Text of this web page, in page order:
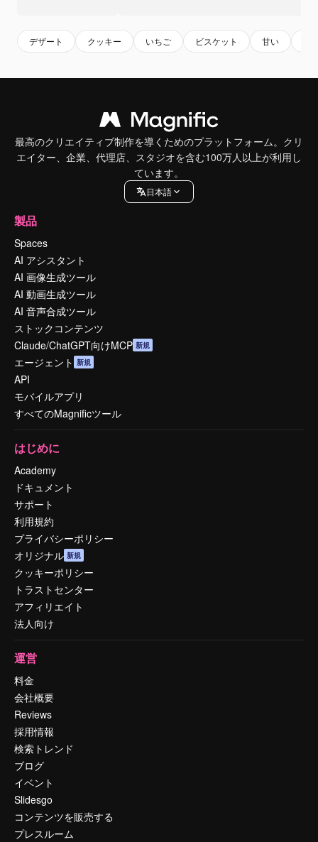
デザート クッキー いちご ビスケット 甘い
最高のクリエイティブ制作を導くためのプラットフォーム。クリ
エイター、企業、代理店、スタジオを含む100万人以上が利用し
ています。
日本語
製品
Spaces
AI アシスタント
AI 画像生成ツール
AI 動画生成ツール
AI 音声合成ツール
ストックコンテンツ
Claude/ChatGPT向けMCP 新規
エージェント 新規
API
モバイルアプリ
すべてのMagnificツール
はじめに
Academy
ドキュメント
サポート
利用規約
プライバシーポリシー
オリジナル 新規
クッキーポリシー
トラストセンター
アフィリエイト
法人向け
運営
料金
会社概要
Reviews
採用情報
検索トレンド
ブログ
イベント
Slidesgo
コンテンツを販売する
プレスルーム